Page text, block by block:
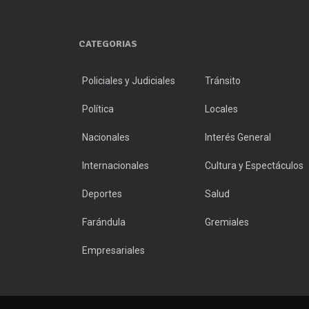
CATEGORIAS
Policiales y Judiciales Tránsito
Política Locales
Nacionales Interés General
Internacionales Cultura y Espectáculos
Deportes Salud
Farándula Gremiales
Empresariales